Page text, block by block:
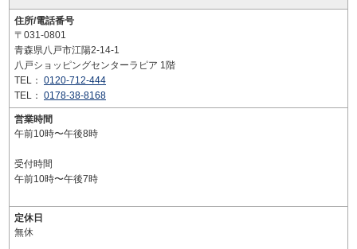
住所/電話番号
〒031-0801
青森県八戸市江陽2-14-1
八戸ショッピングセンターラピア 1階
TEL： 0120-712-444
TEL： 0178-38-8168
営業時間
午前10時〜午後8時
受付時間
午前10時〜午後7時
定休日
無休